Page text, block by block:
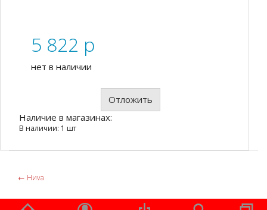
5 822 p
нет в наличии
Отложить
Наличие в магазинах:
В наличии: 1 шт
← Ниvа